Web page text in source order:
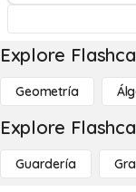
Explore
Geometría
Explore
Guardería